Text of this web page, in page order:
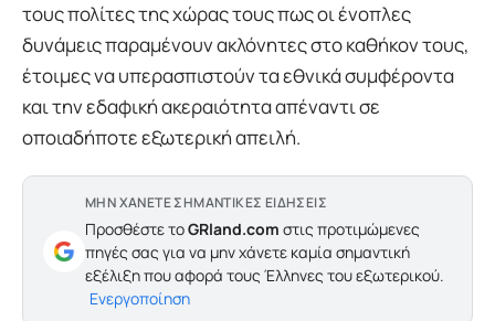
τους πολίτες της χώρας τους πως οι ένοπλες
δυνάμεις παραμένουν ακλόνητες στο καθήκον τους,
έτοιμες να υπερασπιστούν τα εθνικά συμφέροντα
και την εδαφική ακεραιότητα απέναντι σε
οποιαδήποτε εξωτερική απειλή.
ΜΗΝ ΧΑΝΕΤΕ ΣΗΜΑΝΤΙΚΕΣ ΕΙΔΗΣΕΙΣ
Προσθέστε τοGRland.com στις προτιμώμενες
πηγές σας για να μην χάνετε καμία σημαντική
εξέλιξη που αφορά τους Έλληνες του εξωτερικού.
Ενεργοποίηση